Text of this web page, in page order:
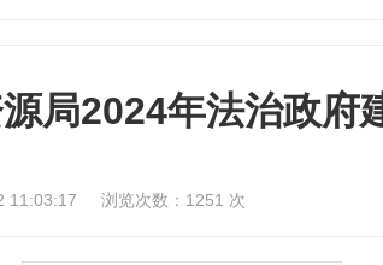
局2024年法治政府
11:03:17 浏览次数： 1251 次